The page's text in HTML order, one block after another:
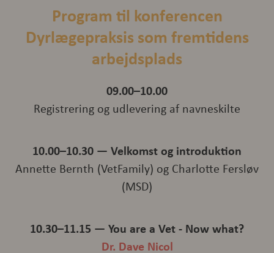
Program til konferencen
Dyrlægepraksis som fremtidens
arbejdsplads
09.00–10.00
Registrering og udlevering af navneskilte
10.00–10.30 — Velkomst og introduktion
Annette Bernth (VetFamily) og Charlotte Fersløv
(MSD)
10.30–11.15 — You are a Vet - Now what?
Dr. Dave Nicol